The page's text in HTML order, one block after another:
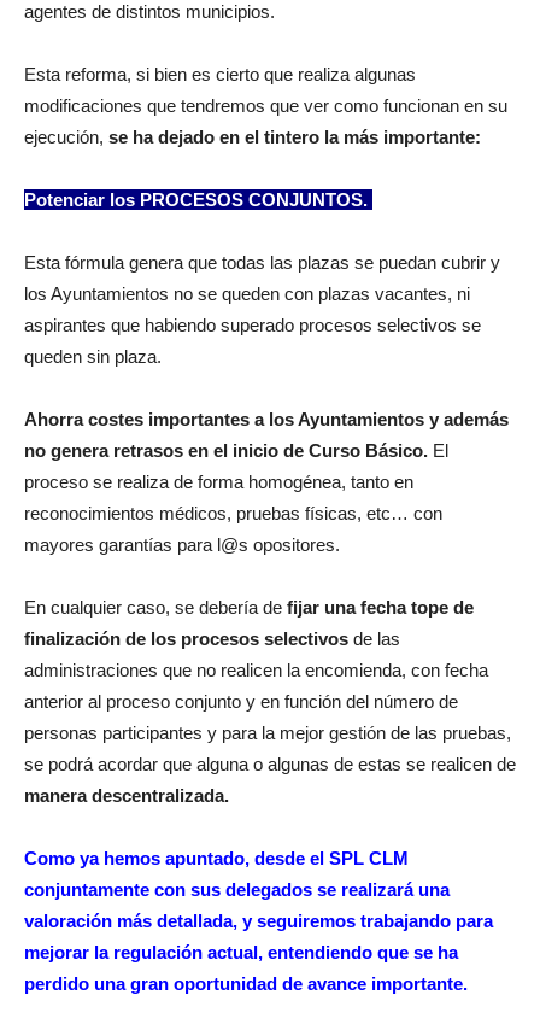
agentes de distintos municipios.
Esta reforma, si bien es cierto que realiza algunas
modificaciones que tendremos que ver como funcionan en su
ejecución, se ha dejado en el tintero la más importante:
Potenciar los PROCESOS CONJUNTOS.
Esta fórmula genera que todas las plazas se puedan cubrir y
los Ayuntamientos no se queden con plazas vacantes, ni
aspirantes que habiendo superado procesos selectivos se
queden sin plaza.
Ahorra costes importantes a los Ayuntamientos y además
no genera retrasos en el inicio de Curso Básico. El
proceso se realiza de forma homogénea, tanto en
reconocimientos médicos, pruebas físicas, etc… con
mayores garantías para l@s opositores.
En cualquier caso, se debería de fijar una fecha tope de
finalización de los procesos selectivos de las
administraciones que no realicen la encomienda, con fecha
anterior al proceso conjunto y en función del número de
personas participantes y para la mejor gestión de las pruebas,
se podrá acordar que alguna o algunas de estas se realicen de
manera descentralizada.
Como ya hemos apuntado, desde el SPL CLM
conjuntamente con sus delegados se realizará una
valoración más detallada, y seguiremos trabajando para
mejorar la regulación actual, entendiendo que se ha
perdido una gran oportunidad de avance importante.